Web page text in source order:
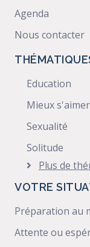
Agenda
Nous contacter
Education
Mieux s'aimer
Sexualité
Solitude
Plus de
VOTRE
Préparation au
Attente ou